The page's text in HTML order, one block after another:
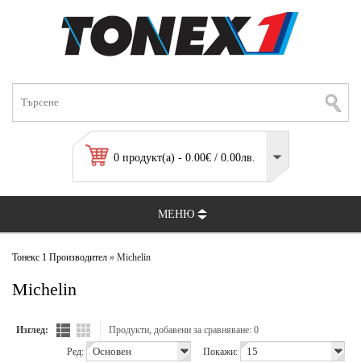
0 продукт(а) - 0.00€ / 0.00лв.
МЕНЮ
Тонекс 1 Производител » Michelin
Michelin
Изглед:
Продукти, добавени за сравняване: 0
Покажи:
Ред: